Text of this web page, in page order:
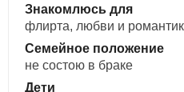
Знакомлюсь для
флирта, любви и
Семейное положение
не состою в браке
Дети